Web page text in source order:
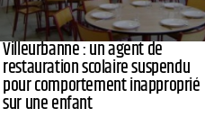
Villeurbanne : un agent de
restauration scolaire suspendu
pour comportement inapproprié
sur une enfant